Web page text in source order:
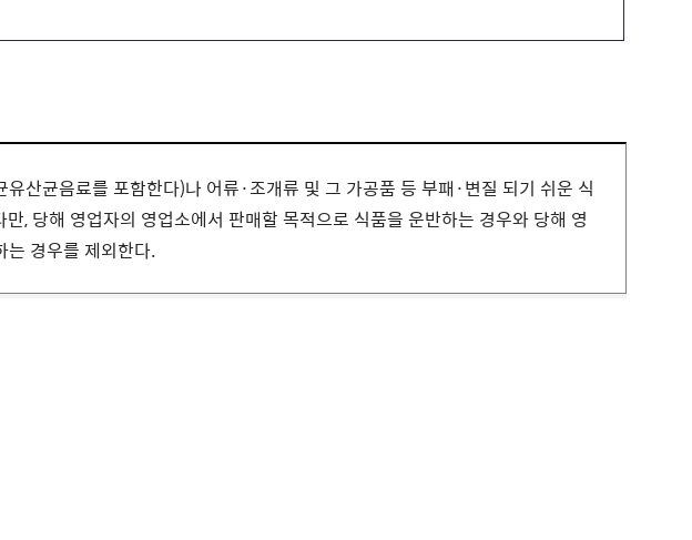
산균음료를 포함한다)나 어류·조개류 및 그 가공품 등 부패·변질 되기 쉬운 식
, 당해 영업자의 영업소에서 판매할 목적으로 식품을 운반하는 경우와 당해 영
는 경우를 제외한다.